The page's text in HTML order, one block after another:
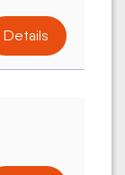
Details